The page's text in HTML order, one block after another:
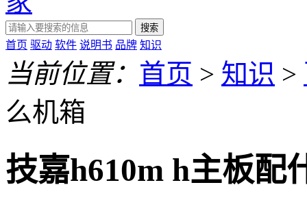
搜索
首页 驱动 软件 说明书 品牌 知识
当前位置： 首页 > 知识 >
么机箱
技嘉h610m h主板配